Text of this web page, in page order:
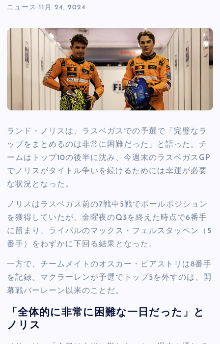
ニュース 11月 24, 2024
ランド・ノリスは、ラスベガスでの予選で「完璧なラ
ップをまとめるのは非常に困難だった」と語った。チ
ームはトップ10の後半に沈み、今週末のラスベガスGP
でノリスがタイトル争いを続けるためには幸運が必要
な状況となった。
ノリスはラスベガス前の7戦中5戦でポールポジション
を獲得していたが、金曜夜のQ3を終えた時点で6番手
に留まり、ライバルのマックス・フェルスタッペン（5
番手）をわずかに下回る結果となった。
一方で、チームメイトのオスカー・ピアストリは8番手
を記録。マクラーレンが予選でトップ5を外すのは、開
幕戦バーレーン以来のことだ。
「全体的に非常に困難な一日だった」と
ノリス